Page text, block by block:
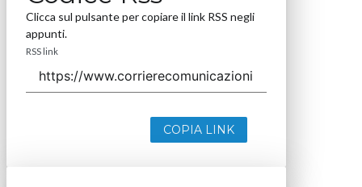
Clicca sul pulsante per copiare il link RSS negli
appunti.
RSS link
COPIA LINK